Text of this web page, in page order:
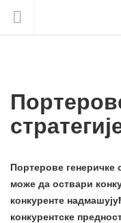
Портерове генеричке
може да оствари
конкуренте
конкурентске